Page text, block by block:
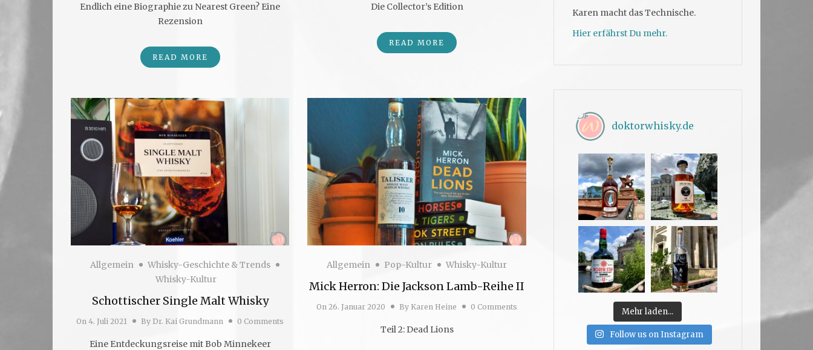
Endlich eine Biographie zu Nearest Green? Eine
Rezension
READ MORE
Die Collector’s Edition
READ MORE
Allgemein
Whisky-Geschichte & Trends
Whisky-Kultur
Schottischer Single Malt Whisky
On 4. Juli 2021 By Dr. Kai Grundmann 0 Comments
Eine Entdeckungsreise mit Bob Minnekeer
Allgemein Pop-Kultur Whisky-Kultur
Mick Herron: Die Jackson Lamb-Reihe II
On 26. Januar 2020 By Karen Heine 0 Comments
Teil 2: Dead Lions
Karen macht das Technische.
Hier erfährst Du mehr.
doktorwhisky.de
Mehr laden...
Follow us on Instagram